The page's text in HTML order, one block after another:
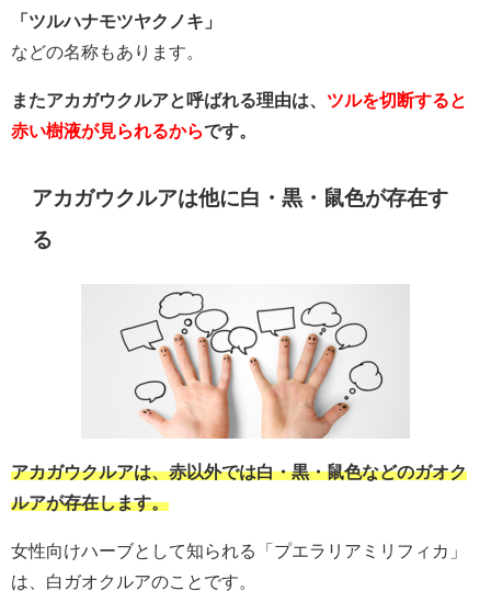
「ツルハナモツヤクノキ」
などの名称もあります。
またアカガウクルアと呼ばれる理由は、 ツルを切断すると
赤い樹液が見られるからです。
アカガウクルアは他に白・黒・鼠色が存在す
る
アカガウクルアは、赤以外では白・黒・鼠色などのガオク
ルアが存在します。
女性向けハーブとして知られる「プエラリアミリフィカ」
は、白ガオクルアのことです。